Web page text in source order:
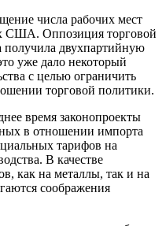
числа рабочих мест
США. Оппозиция торговой
двухпартийную
уже дало некоторый
с целью ограничить
торговой политики.
время законопроекты
в отношении импорта
тарифов на
В качестве
как на металлы, так и на
соображения